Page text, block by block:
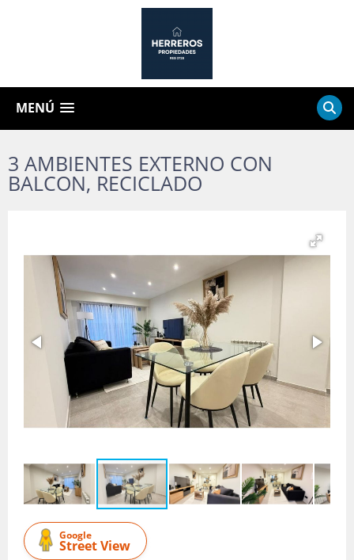
MENÚ
3 AMBIENTES EXTERNO CON
BALCON, RECICLADO
Google
Street View